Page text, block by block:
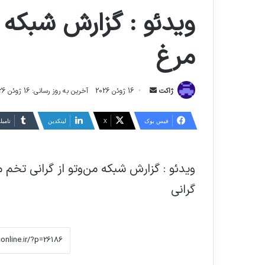
ویدئو : گزارش
مرغ
ژاکت
ارسال 16 ژوئن 2026 آخرین به روز رسانی: 16 ژوئن 2026
فیس بوک X لینکدین
ویدئو : گزارش شبکه من‌وتو از گرانی تخم
گرانی